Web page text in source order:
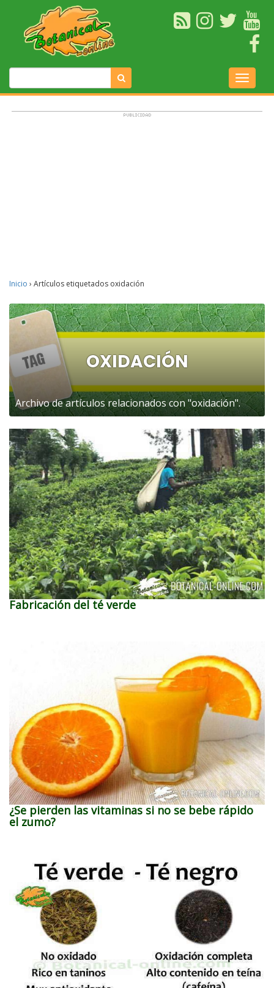
Inicio › Artículos etiquetados oxidación
OXIDACIÓN
Archivo de artículos relacionados con "oxidación".
Fabricación del té verde
¿Se pierden las vitaminas si no se bebe rápido
el zumo?